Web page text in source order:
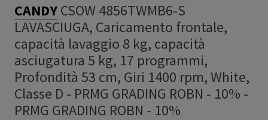
CANDYCSOW 4856TWMB6-S
LAVASCIUGA, Caricamento frontale,
capacità lavaggio 8 kg, capacità
asciugatura 5 kg, 17 programmi,
Profondità 53 cm, Giri 1400 rpm, White,
Classe D - PRMG GRADING ROBN - 10% -
PRMG GRADING ROBN - 10%